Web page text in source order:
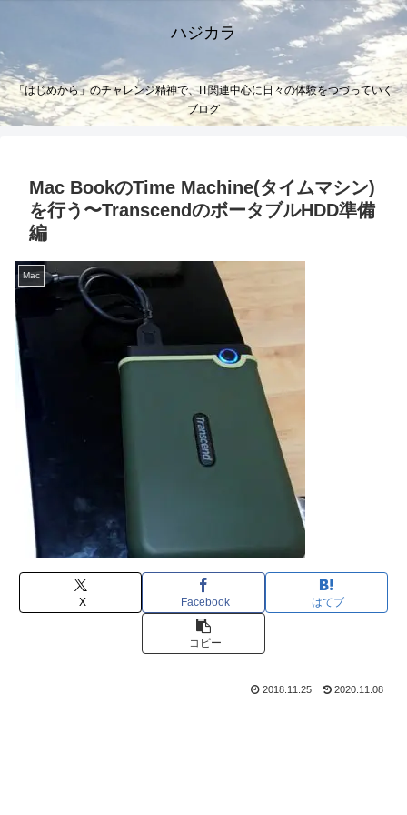
ハジカラ
「はじめから」のチャレンジ精神で、IT関連中心に日々の体験をつづっていく
ブログ
Mac BookのTime Machine(タイムマシン)
を行う〜TranscendのボータブルHDD準備
編
Mac
X Facebook はてブ
コピー
2018.11.25 2020.11.08